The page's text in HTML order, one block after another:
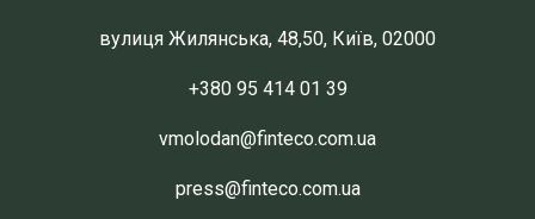
вулиця Жилянська, 48,50, Київ, 02000
+380 95 414 01 39
vmolodan@finteco.com.ua
press@finteco.com.ua